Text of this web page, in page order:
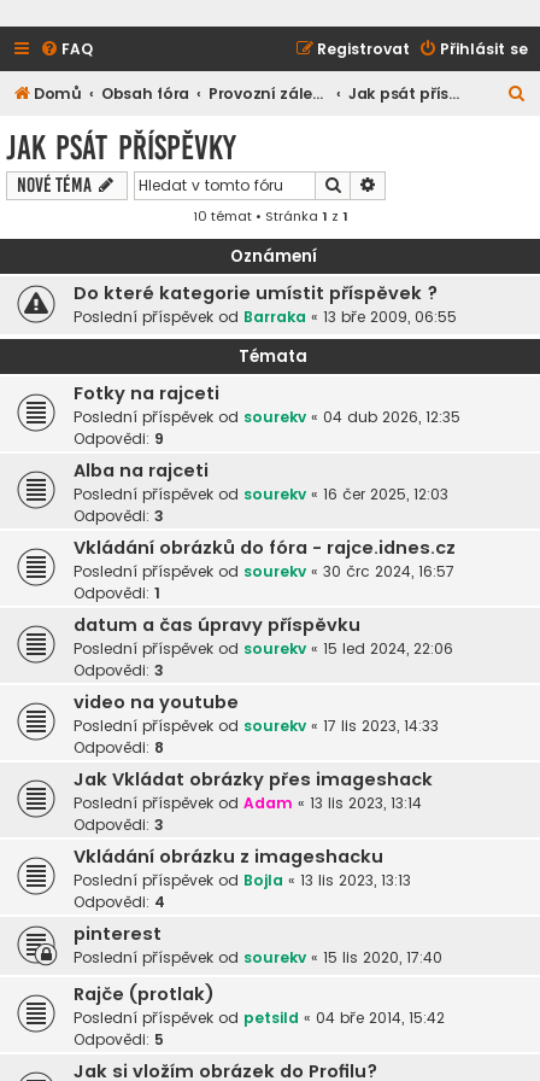
FAQ Přihlásit se
Registrovat
Domů Obsah fóra Provozní záležitosti Jak psát příspěvky
Jak psát příspěvky
Nové téma Hledat
10 témat • Stránka 1 z 1
Oznámení
Do které kategorie umístit příspěvek ?
Poslední příspěvek od Barraka « 13 bře 2009, 06:55
Témata
Fotky na rajceti
Poslední příspěvek od sourekv « 04 dub 2026, 12:35
Odpovědi: 9
Alba na rajceti
Poslední příspěvek od sourekv « 16 čer 2025, 12:03
Odpovědi: 3
Vkládání obrázků do fóra - rajce.idnes.cz
Poslední příspěvek od sourekv « 30 črc 2024, 16:57
Odpovědi: 1
datum a čas úpravy příspěvku
Poslední příspěvek od sourekv « 15 led 2024, 22:06
Odpovědi: 3
video na youtube
Poslední příspěvek od sourekv « 17 lis 2023, 14:33
Odpovědi: 8
Jak Vkládat obrázky přes imageshack
Poslední příspěvek od Adam « 13 lis 2023, 13:14
Odpovědi: 3
Vkládání obrázku z imageshacku
Poslední příspěvek od Bojla « 13 lis 2023, 13:13
Odpovědi: 4
pinterest
Poslední příspěvek od sourekv « 15 lis 2020, 17:40
Rajče (protlak)
Poslední příspěvek od petsild « 04 bře 2014, 15:42
Odpovědi: 5
Jak si vložím obrázek do Profilu?